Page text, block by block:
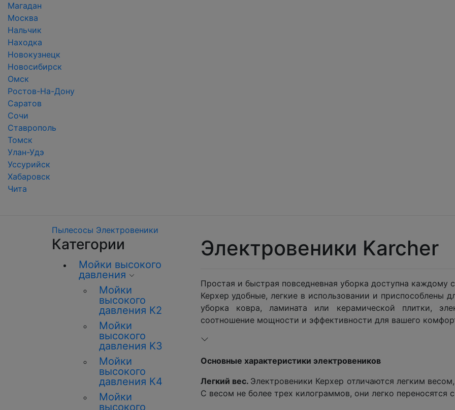
Магадан
Москва
Нальчик
Находка
Новокузнецк
Новосибирск
Омск
Ростов-На-Дону
Саратов
Сочи
Ставрополь
Томск
Улан-Удэ
Уссурийск
Хабаровск
Чита
Пылесосы Электровеники
Категории
Мойки высокого
давления
Мойки
высокого
давления К2
Мойки
высокого
давления K3
Мойки
высокого
давления К4
Мойки
высокого
Электровеники Karcher
Простая и быстрая повседневная уборка доступна каждому
Керхер удобные, легкие в использовании и приспособлены
уборка ковра, ламината или керамической плитки,
соотношение мощности и эффективности для вашего
Основные характеристики электровеников
Легкий вес. Электровеники Керхер отличаются легким
С весом не более трех килограммов, они легко переносятся